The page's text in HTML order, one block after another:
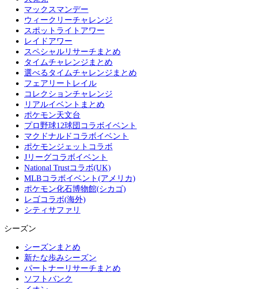
マックスマンデー
ウィークリーチャレンジ
スポットライトアワー
レイドアワー
スペシャルリサーチまとめ
タイムチャレンジまとめ
選べるタイムチャレンジまとめ
フェアリートレイル
コレクションチャレンジ
リアルイベントまとめ
ポケモン天文台
プロ野球12球団コラボイベント
マクドナルドコラボイベント
ポケモンジェットコラボ
Jリーグコラボイベント
National Trustコラボ(UK)
MLBコラボイベント(アメリカ)
ポケモン化石博物館(シカゴ)
レゴコラボ(海外)
シティサファリ
シーズン
シーズンまとめ
新たな歩みシーズン
パートナーリサーチまとめ
ソフトバンク